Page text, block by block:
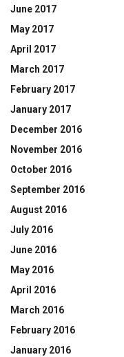
June 2017
May 2017
April 2017
March 2017
February 2017
January 2017
December 2016
November 2016
October 2016
September 2016
August 2016
July 2016
June 2016
May 2016
April 2016
March 2016
February 2016
January 2016